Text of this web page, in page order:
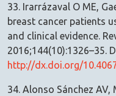
33. Irarrázaval O ME,
breast cancer patients
and clinical evidence.
2016;144(10):1326–35.
http://dx.doi.org/
34. Alonso Sánchez